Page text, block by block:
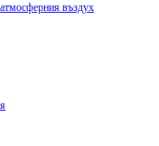
въздух